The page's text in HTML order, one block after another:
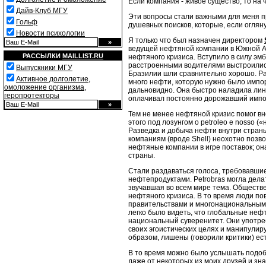
Дайв-Клуб МГУ
Гольф
Новости психологии
РАССЫЛКИ MAILLIST.RU
Выпускники МГУ
Активное долголетие,
омоложение организма,
геропротекторы
Эти вопросы стали важными для меня
душевных поисков, которые, если
Я только что был назначен директором
ведущей нефтяной компании в Южной
нефтяного кризиса. Вступило в силу
расстроенными водителями
Бразилии шли сравнительно хорошо.
много нефти, которую нужно было
дальновидно. Она быстро наладила
оплачивал постоянно дорожавший
Тем не менее нефтяной кризис помог
этого под лозунгом о petroleo e nosso
Разведка и добыча нефти внутри
компаниям (вроде Shell) неохотно
нефтяные компании в игре поставок;
страны.
Стали раздаваться голоса,
нефтепродуктами. Petrobras могла
звучавшая во всем мире тема.
нефтяного кризиса. В то время люди
правительствами и
легко было видеть, что глобальные
национальный суверенитет. Они
своих эгоистических целях и
образом, лишены (говорили критики)
В то время можно было услышать
даже от некоторых из моих друзей и